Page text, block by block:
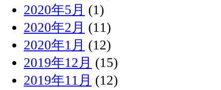
2020年5月 (1)
2020年2月 (11)
2020年1月 (12)
2019年12月 (15)
2019年11月 (12)